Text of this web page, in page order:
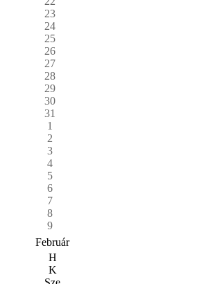
23
24
25
26
27
28
29
30
31
1
2
3
4
5
6
7
8
9
Február
H
K